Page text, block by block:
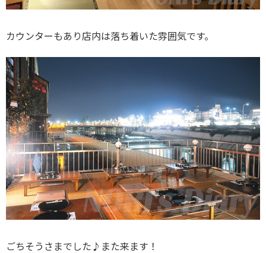
カウンターもあり店内は落ち着いた雰囲気です。
ごちそうさまでした♪また来ます！